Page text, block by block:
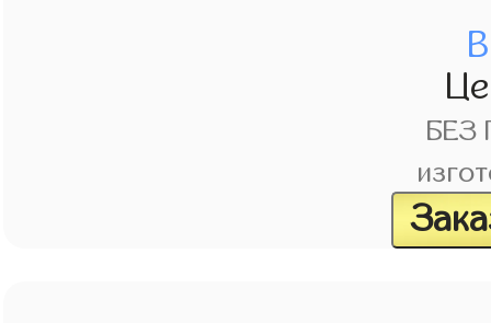
БЕЗ